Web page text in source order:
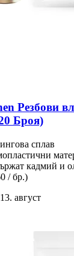
Резбови
Броя)
сплав
кадмий и
/ бр.)
август